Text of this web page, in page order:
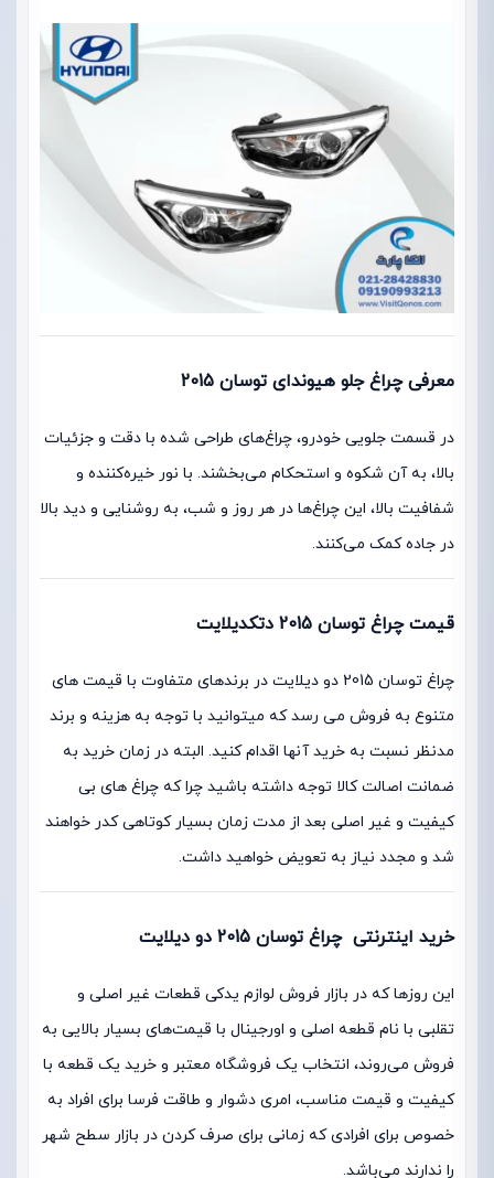
معرفی چراغ جلو هیوندای توسان 2015
در قسمت جلویی خودرو، چراغ‌های طراحی شده با دقت و جزئیات
بالا، به آن شکوه و استحکام می‌بخشند. با نور خیره‌کننده و
شفافیت بالا، این چراغ‌ها در هر روز و شب، به روشنایی و دید بالا
در جاده کمک می‌کنند.
قیمت چراغ توسان 2015 دتکدیلایت
چراغ توسان 2015 دو دیلایت در برندهای متفاوت با قیمت های
متنوع به فروش می رسد که میتوانید با توجه به هزینه و برند
مدنظر نسبت به خرید آنها اقدام کنید. البته در زمان خرید به
ضمانت اصالت کالا توجه داشته باشید چرا که چراغ های بی
کیفیت و غیر اصلی بعد از مدت زمان بسیار کوتاهی کدر خواهند
شد و مجدد نیاز به تعویض خواهید داشت.
خرید اینترنتی چراغ توسان 2015 دو دیلایت
این روزها که در بازار فروش لوازم یدکی قطعات غیر اصلی و
تقلبی با نام قطعه اصلی و اورجینال با قیمت‌های بسیار بالایی به
فروش می‌روند، انتخاب یک فروشگاه معتبر و خرید یک قطعه با
کیفیت و قیمت مناسب، امری دشوار و طاقت فرسا برای افراد به
خصوص برای افرادی که زمانی برای صرف کردن در بازار سطح شهر
را ندارند می‌باشد.